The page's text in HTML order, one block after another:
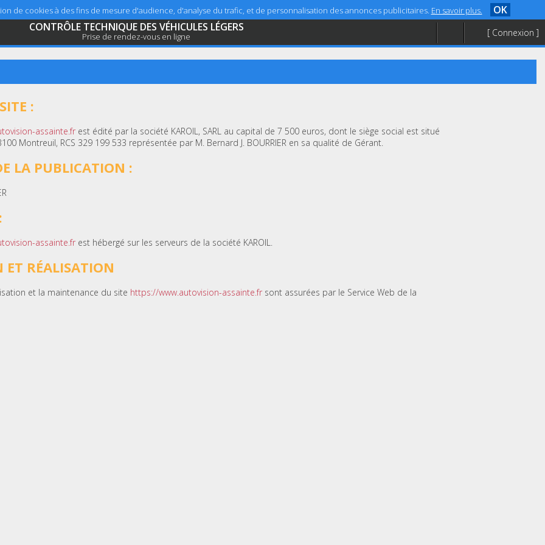
de cookies à des fins de mesure d'audience, d'analyse du trafic, et de personnalisation des annonces publicitaires. En savoir plus. OK
CONTRÔLE TECHNIQUE DES VÉHICULES LÉGERS
Prise de rendez-vous en ligne [ Connexion ]
:
assainte.fr est édité par la société KAROIL, SARL au capital de 7 500 euros, dont le siège social est situé
Montreuil, RCS 329 199 533 représentée par M. Bernard J. BOURRIER en sa qualité de Gérant.
LA PUBLICATION :
assainte.fr est hébergé sur les serveurs de la société KAROIL.
ET RÉALISATION
et la maintenance du site https://www.autovision-assainte.fr sont assurées par le Service Web de la